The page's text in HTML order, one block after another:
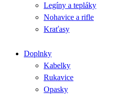
Legíny a tepláky
Nohavice a rifle
Kraťasy
Doplnky
Kabelky
Rukavice
Opasky